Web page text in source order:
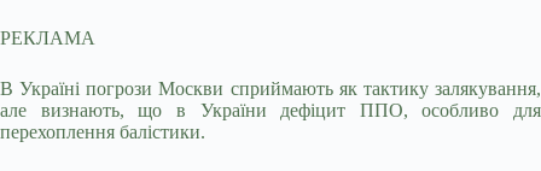
РЕКЛАМА
В Україні погрози Москви сприймають як тактику залякування,
але визнають, що в України дефіцит ППО, особливо для
перехоплення балістики.